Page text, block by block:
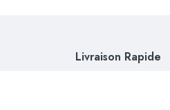
Livraison Rapide